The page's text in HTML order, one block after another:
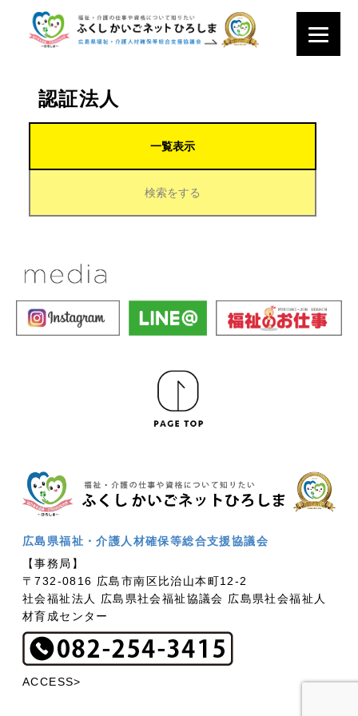
認証法人
一覧表示
検索をする
広島県福祉・介護人材確保等総合支援協議会
【事務局】
〒732-0816 広島市南区比治山本町12-2
社会福祉法人 広島県社会福祉協議会 広島県社会福祉人
材育成センター
ACCESS>